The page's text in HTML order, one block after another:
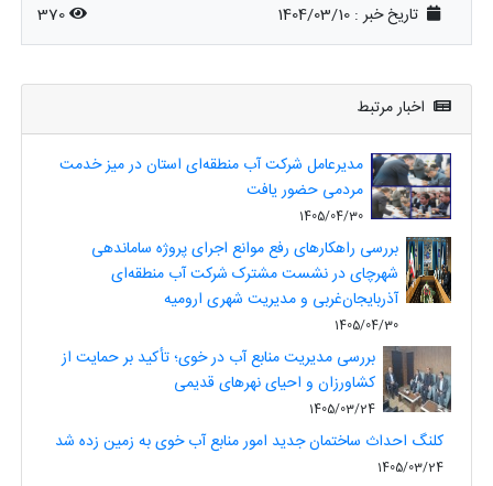
تاریخ خبر : 1404/03/10 370
اخبار مرتبط
مدیرعامل شرکت آب منطقه‌ای استان در میز خدمت
مردمی حضور یافت
1405/04/30
بررسی راهکارهای رفع موانع اجرای پروژه ساماندهی
شهرچای در نشست مشترک شرکت آب منطقه‌ای
آذربایجان‌غربی و مدیریت شهری ارومیه
1405/04/30
بررسی مدیریت منابع آب در خوی؛ تأکید بر حمایت از
کشاورزان و احیای نهرهای قدیمی
1405/03/24
کلنگ احداث ساختمان جدید امور منابع آب خوی به زمین زده شد
1405/03/24